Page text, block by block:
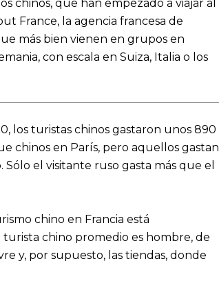
chinos, que han empezado a viajar al
France, la agencia francesa de
más bien vienen en grupos en
con escala en Suiza, Italia o los
los turistas chinos gastaron unos 890
chinos en París, pero aquellos gastan
el visitante ruso gasta más que el
chino en Francia está
turista chino promedio es hombre, de
y, por supuesto, las tiendas, donde